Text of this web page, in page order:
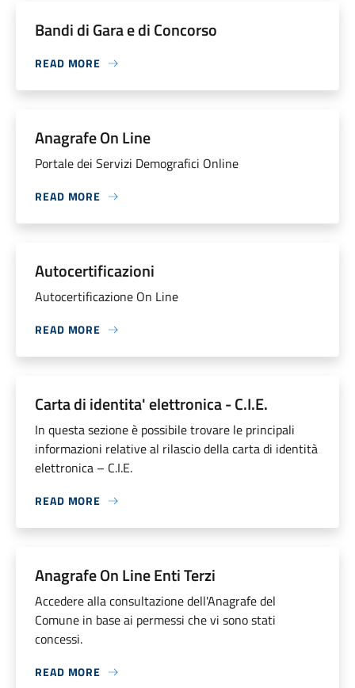
Bandi di Gara e di Concorso
READ MORE
Anagrafe On Line
Portale dei Servizi Demografici Online
READ MORE
Autocertificazioni
Autocertificazione On Line
READ MORE
Carta di identita' elettronica - C.I.E.
In questa sezione è possibile trovare le principali
informazioni relative al rilascio della carta di identità
elettronica – C.I.E.
READ MORE
Anagrafe On Line Enti Terzi
Accedere alla consultazione dell'Anagrafe del
Comune in base ai permessi che vi sono stati
concessi.
READ MORE